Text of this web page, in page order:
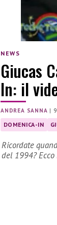
NEWS
Giucas
In: il
ANDREA SANNA |
DOMENICA-IN
Ricordate
del 1994?